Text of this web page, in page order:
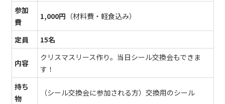
参加
費
1,000円 （材料費・軽食込み）
定員 15名
内容
クリスマスリース作り。当日シール交換会もできま
す！
持ち
物
（シール交換会に参加される方）交換用のシール